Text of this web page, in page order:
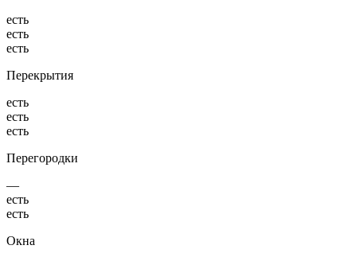
есть
есть
есть
Перекрытия
есть
есть
есть
Перегородки
—
есть
есть
Окна